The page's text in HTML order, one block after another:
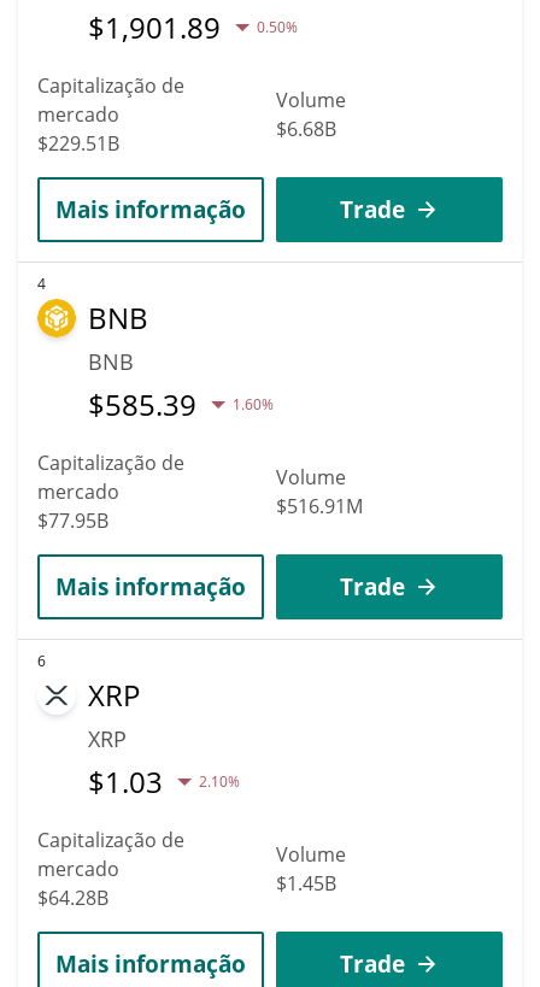
$1,901.89 0.50%
Capitalização de
mercado
$229.51B
Volume
$6.68B
Mais informação Trade
4
BNB
BNB
$585.39 1.60%
Capitalização de
mercado
$77.95B
Volume
$516.91M
Mais informação Trade
6
XRP
XRP
$1.03 2.10%
Capitalização de
mercado
$64.28B
Volume
$1.45B
Mais informação Trade